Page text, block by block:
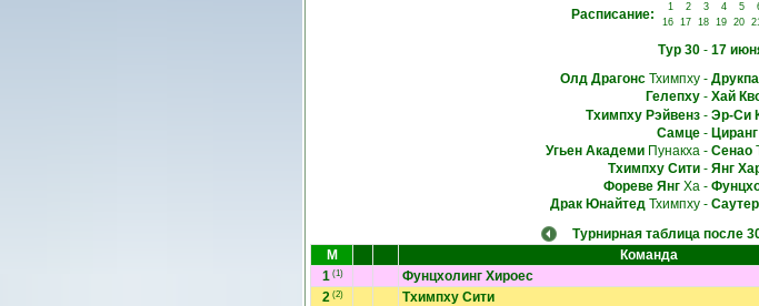
Расписание: 1 2 3 4 5
16
17 18 19 20
Тур 30- 17
Олд ДрагонсТхимпху- Друкпа
Гелепху- Хай
Тхимпху Рэйвенз- Эр-Си
Самце- Циранг
Угьен АкадемиПунакха- Сенао
Тхимпху Сити- Янг
Фореве ЯнгХа-
Драк ЮнайтедТхимпху-
Турнирная таблица после
М
Команда
1 (1) Фунцхолинг Хироес
2 (2) Тхимпху Сити